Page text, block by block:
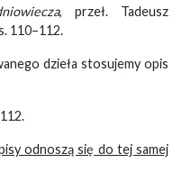
, przeł. Tadeusz
110–112.
dzieła stosujemy opis
odnoszą się do tej samej